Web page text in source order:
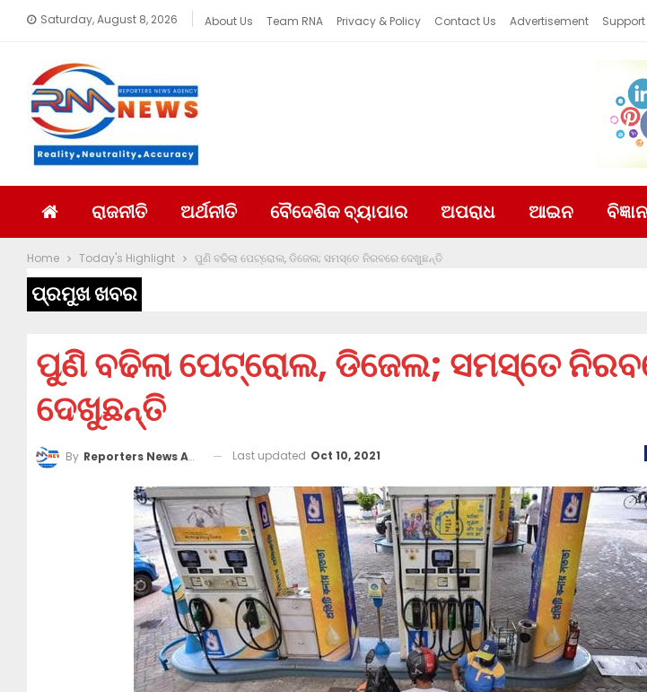
Saturday, August 8, 2026 About Us Team RNA Privacy & Policy Contact Us Advertisement
ରାଜନୀତି ଅର୍ଥନୀତି ବୈଦେଶିକ ବ୍ୟାପାର ଅପରାଧ ଆଇନ ବିଜ୍ଞାନ
Home Today's Highlight ପୁଣି ବଢିଲା ପେଟ୍ରୋଲ, ଡିଜେଲ; ସମସ୍ତେ ନିରବରେ ଦେଖୁଛନ୍ତି
ପ୍ରମୁଖ ଖବର
ପୁଣି ବଢିଲା ପେଟ୍ରୋଲ, ଡିଜେଲ; ସମସ୍ତେ
ଦେଖୁଛନ୍ତି
By Reporters News Agency Last updated Oct 10, 2021